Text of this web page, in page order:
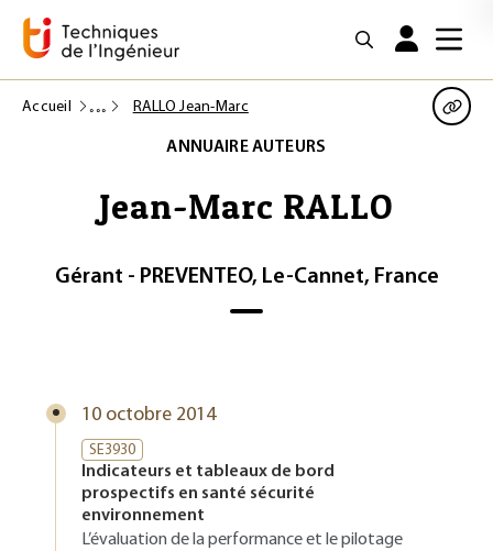
Accueil RALLO Jean-Marc
ANNUAIRE AUTEURS
Jean-Marc RALLO
Gérant - PREVENTEO, Le-Cannet, France
10 octobre 2014
SE3930
Indicateurs et tableaux de bord
prospectifs en santé sécurité
environnement
L’évaluation de la performance et le pilotage